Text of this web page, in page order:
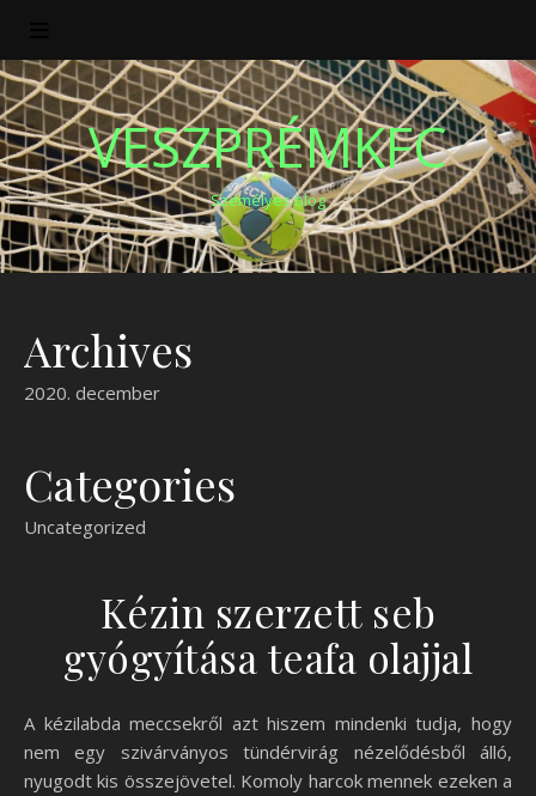
VESZPRÉMKFC
Személyes blog
Archives
2020. december
Categories
Uncategorized
Kézin szerzett seb
gyógyítása teafa olajjal
A kézilabda meccsekről azt hiszem mindenki tudja, hogy
nem egy szivárványos tündérvirág nézelődésből álló,
nyugodt kis összejövetel. Komoly harcok mennek ezeken a